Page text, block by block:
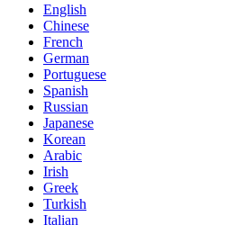
English
Chinese
French
German
Portuguese
Spanish
Russian
Japanese
Korean
Arabic
Irish
Greek
Turkish
Italian